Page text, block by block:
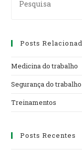
for:
Posts
Medicina do trabalho
Segurança do trabalho
Treinamentos
Posts Recentes